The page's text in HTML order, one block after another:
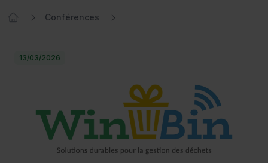
Conférences
13/03/2026